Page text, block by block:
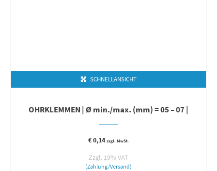
SCHNELLANSICHT
OHRKLEMMEN | Ø min./max. (mm) = 05 – 07 |
€0,14 zzgl. MwSt.
Zzgl. 19% VAT
(Zahlung/Versand)